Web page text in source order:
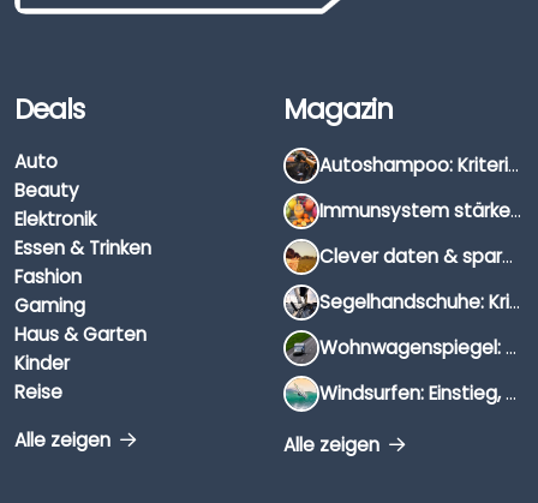
Deals
Auto
Beauty
Elektronik
Essen & Trinken
Fashion
Gaming
Haus & Garten
Kinder
Reise
Alle zeigen
Magazin
Autoshampoo: Kriterien, Unterschiede & Anwendung
Immunsystem stärken: Hausmittel, Vitamine & Wissenswertes
Clever daten & sparen: So findest du die besten Deals für Dates und Unternehmungen
Segelhandschuhe: Kriterien, Materialien & Tipps
Wohnwagenspiegel: Auswahl, Preise & Montage
Windsurfen: Einstieg, Ausrüstung & Tipps
Alle zeigen